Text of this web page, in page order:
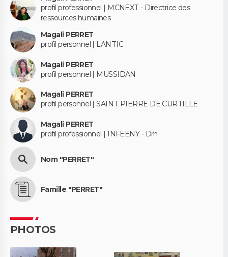
profil professionnel | MCNEXT - Directrice des
ressources humaines
Magali PERRET
profil personnel | LANTIC
Magali PERRET
profil personnel | MUSSIDAN
Magali PERRET
profil personnel | SAINT PIERRE DE CURTILLE
Magali PERRET
profil professionnel | INFEENY - Drh
Nom "PERRET"
Famille "PERRET"
PHOTOS